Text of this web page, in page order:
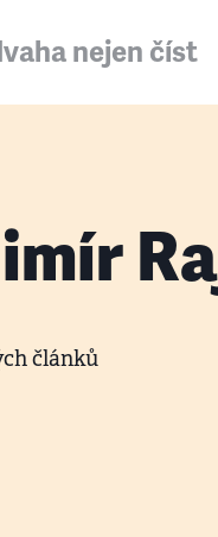
nejen číst
článků